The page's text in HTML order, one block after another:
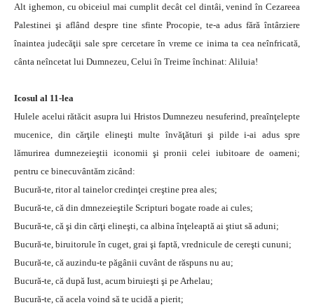
Alt ighemon, cu obiceiul mai cumplit decât cel dintâi, venind în Cezareea
Palestinei şi aflând despre tine sfinte Procopie, te-a adus fără întârziere
înaintea judecăţii sale spre cercetare în vreme ce inima ta cea neînfricată,
cânta neîncetat lui Dumnezeu, Celui în Treime închinat: Aliluia!
Icosul al 11-lea
Hulele acelui rătăcit asupra lui Hristos Dumnezeu nesuferind, preaînţelepte
mucenice, din cărţile elineşti multe învăţături şi pilde i-ai adus spre
lămurirea dumnezeieştii iconomii şi pronii celei iubitoare de oameni;
pentru ce binecuvântăm zicând:
Bucură-te, ritor al tainelor credinţei creştine prea ales;
Bucură-te, că din dmnezeieştile Scripturi bogate roade ai cules;
Bucură-te, că şi din cărţi elineşti, ca albina înţeleaptă ai ştiut să aduni;
Bucură-te, biruitorule în cuget, grai şi faptă, vrednicule de cereşti cununi;
Bucură-te, că auzindu-te păgânii cuvânt de răspuns nu au;
Bucură-te, că după Iust, acum biruieşti şi pe Arhelau;
Bucură-te, că acela voind să te ucidă a pierit;